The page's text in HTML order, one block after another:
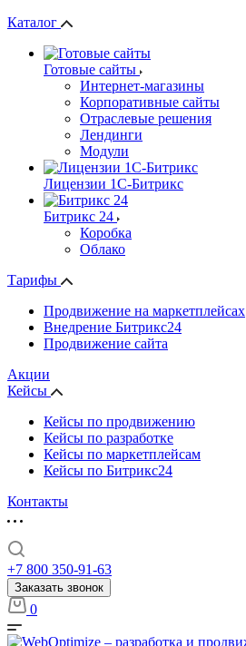
Каталог
Готовые сайты
Интернет-магазины
Корпоративные сайты
Отраслевые решения
Лендинги
Модули
Лицензии 1С-Битрикс
Битрикс 24
Коробка
Облако
Тарифы
Продвижение на маркетплейсах
Внедрение Битрикс24
Продвижение сайта
Акции
Кейсы
Кейсы по продвижению
Кейсы по разработке
Кейсы по маркетплейсам
Кейсы по Битрикс24
Контакты
+7 800 350-91-63
Заказать звонок
0